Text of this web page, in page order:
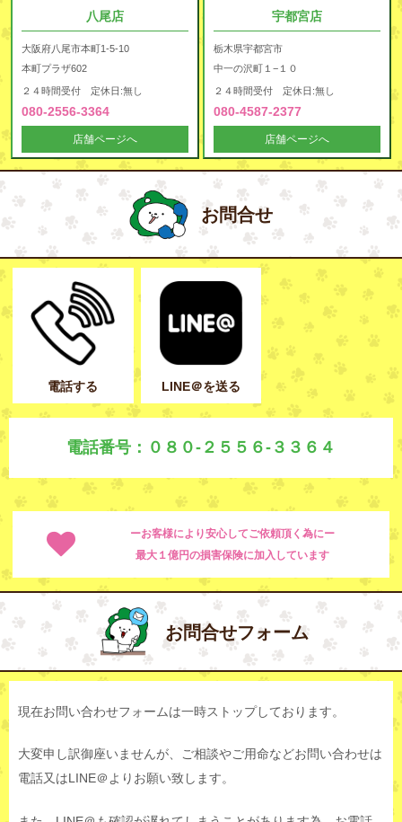
八尾店
大阪府八尾市本町1-5-10
本町プラザ602
２４時間受付 定休日:無し
080-2556-3364
店舗ページへ
宇都宮店
栃木県宇都宮市
中一の沢町１−１０
２４時間受付 定休日:無し
080-4587-2377
店舗ページへ
お問合せ
電話する LINE＠を送る
電話番号：０８０-２５５６-３３６４
ーお客様により安心してご依頼頂く為にー
最大１億円の損害保険に加入しています
お問合せフォーム
現在お問い合わせフォームは一時ストップしております。
大変申し訳御座いませんが、ご相談やご用命などお問い合わせは
電話又はLINE＠よりお願い致します。